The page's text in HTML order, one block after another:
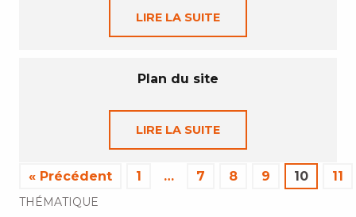
LIRE LA SUITE
Plan du site
LIRE LA SUITE
« Précédent 1 … 7 8 9 10 11
THÉMATIQUE